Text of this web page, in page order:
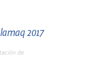
2017
de